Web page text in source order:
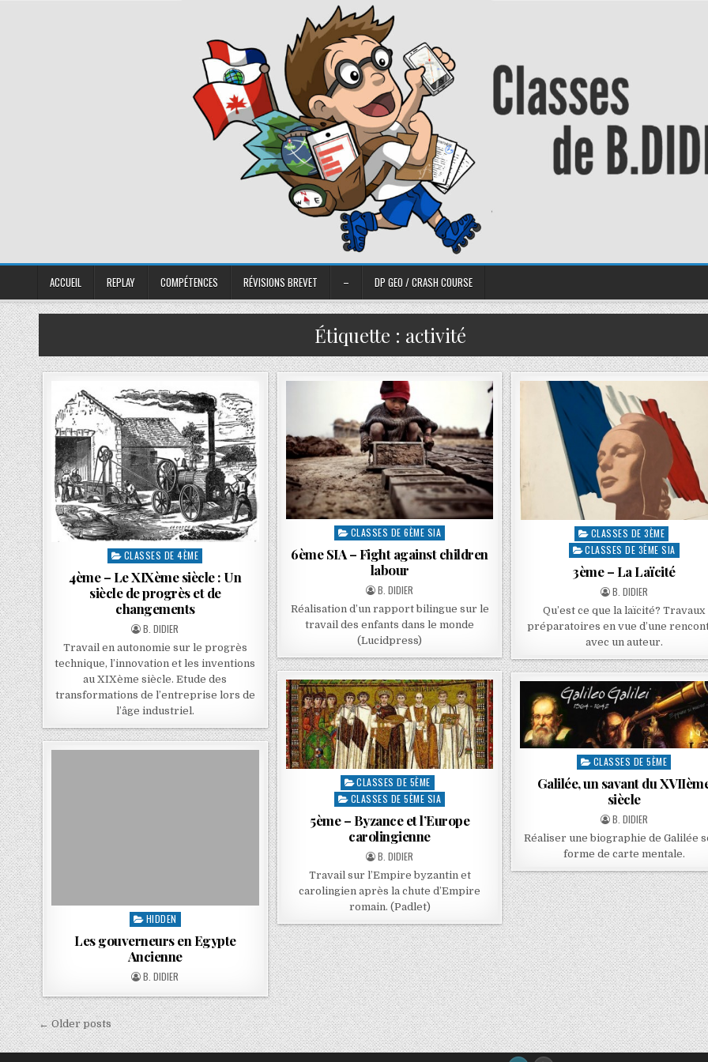
ACCUEIL REPLAY COMPÉTENCES RÉVISIONS BREVET – DP GEO / CRASH COURSE
Étiquette : activité
CLASSES DE 4ÈME
4ème – Le XIXème siècle : Un
siècle de progrès et de
changements
B. DIDIER
Travail en autonomie sur le progrès
technique, l’innovation et les inventions
au XIXème siècle. Etude des
transformations de l’entreprise lors de
l’âge industriel.
CLASSES DE 6ÈME SIA
6ème SIA – Fight against children
labour
B. DIDIER
Réalisation d’un rapport bilingue sur le
travail des enfants dans le monde
(Lucidpress)
CLASSES DE 3ÈME
CLASSES DE 3ÈME SIA
3ème – La Laïcité
B. DIDIER
Qu’est ce que la laïcité? Travaux
préparatoires en vue d’une
avec un auteur.
CLASSES DE 5ÈME
CLASSES DE 5ÈME SIA
5ème – Byzance et l’Europe
carolingienne
B. DIDIER
Travail sur l’Empire byzantin et
carolingien après la chute d’Empire
romain. (Padlet)
CLASSES DE 5ÈME
Galilée, un savant du
siècle
B. DIDIER
Réaliser une biographie de Galilée
forme de carte mentale.
HIDDEN
Les gouverneurs en Egypte
Ancienne
B. DIDIER
← Older posts